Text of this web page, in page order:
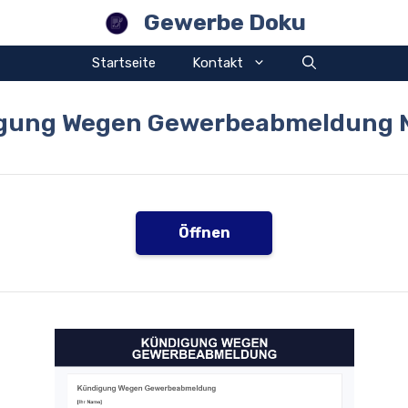
Gewerbe Doku
Startseite Kontakt
Wegen Gewerbeabmeldung
Öffnen